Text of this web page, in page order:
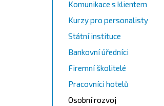
Komunikace s klientem
Kurzy pro personalisty
Státní instituce
Bankovní úředníci
Firemní školitelé
Pracovníci hotelů
Osobní rozvoj